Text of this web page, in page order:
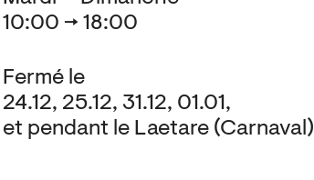
10:00 → 18:00
Fermé le
24.12, 25.12, 31.12, 01.01,
et pendant le Laetare (Carnaval)